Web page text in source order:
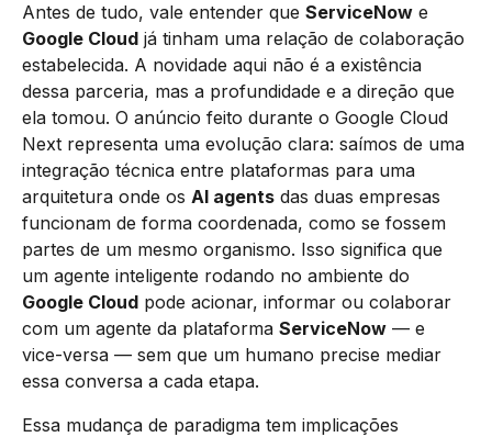
Antes de tudo, vale entender que ServiceNow e
Google Cloud já tinham uma relação de colaboração
estabelecida. A novidade aqui não é a existência
dessa parceria, mas a profundidade e a direção que
ela tomou. O anúncio feito durante o Google Cloud
Next representa uma evolução clara: saímos de uma
integração técnica entre plataformas para uma
arquitetura onde os AI agents das duas empresas
funcionam de forma coordenada, como se fossem
partes de um mesmo organismo. Isso significa que
um agente inteligente rodando no ambiente do
Google Cloud pode acionar, informar ou colaborar
com um agente da plataforma ServiceNow — e
vice-versa — sem que um humano precise mediar
essa conversa a cada etapa.
Essa mudança de paradigma tem implicações